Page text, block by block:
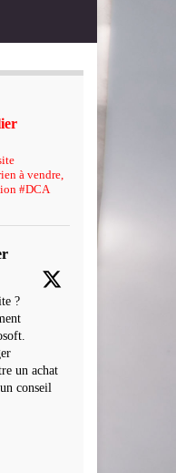
à vendre,
#DCA
?
un achat
conseil